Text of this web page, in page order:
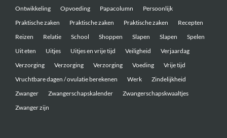
Ontwikkeling
Opvoeding Papacolumn
Persoonlijk
Praktische zaken
Praktische zaken Praktische zaken
Recepten
Reizen
Relatie School Shoppen Slapen Slapen
Spelen
Uit eten
Uitjes Uitjes en vrije tijd Veiligheid
Verjaardag
Verzorging
Verzorging Verzorging Voeding
Vrije tijd
Vruchtbare dagen / ovulatie berekenen
Werk
Zindelijkheid
Zwanger
Zwangerschapskalender
Zwangerschapskwaaltjes
Zwanger zijn